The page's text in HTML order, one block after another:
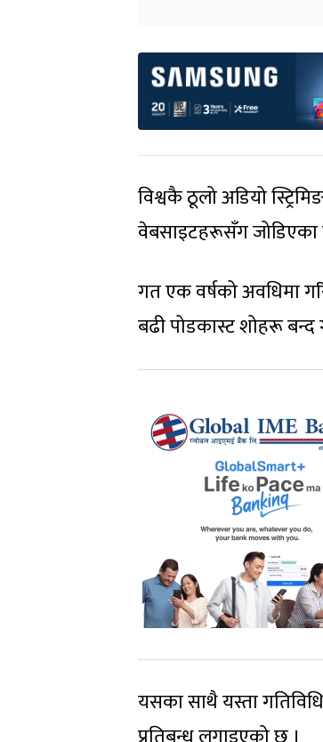
विश्वकै ठूलो अडियो
वेबसाइटहरूसँग जोडिएका
गत एक वर्षको अवधिमा
बढी पोडकास्ट शोहरू बन्द
यसका साथै यस्ता